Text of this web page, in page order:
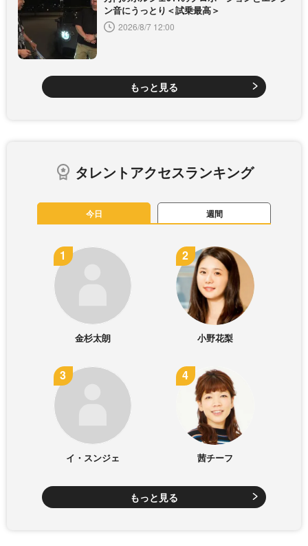
ン音にうっとり＜試乗最高＞
2026/8/7 12:00
もっと見る
タレントアクセスランキング
今日 週間
金杉太朗 小野花梨
イ・スンジェ 茜チーフ
もっと見る